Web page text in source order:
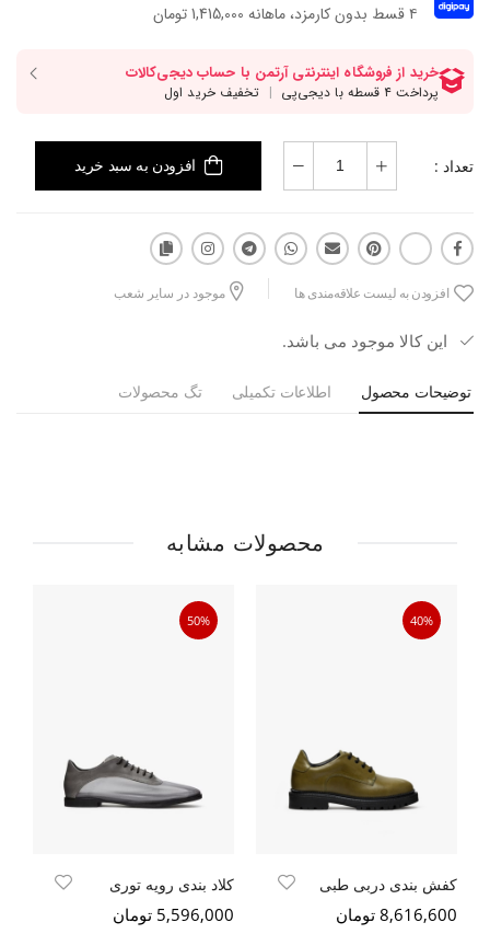
۴ قسط بدون کارمزد، ماهانه 1,415,000 تومان
تعداد : افزودن به سبد خرید
افزودن به لیست علاقه‌مندی ها موجود در سایر شعب
این کالا موجود می باشد.
توضیحات محصول اطلاعات تکمیلی تگ محصولات
محصولات مشابه
40%
کفش بندی دربی طبی
8,616,600 تومان
50%
کلاد بندی رویه توری
5,596,000 تومان